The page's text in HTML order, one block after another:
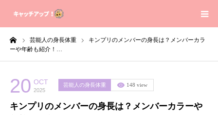
芸能人の身長体重
キンプリのメンバーの身長は？メンバーカラ
ーや年齢も紹介！…
20 OCT
2025
芸能人の身長体重 148 view
キンプリのメンバーの身長は？メンバーカラーや
Home